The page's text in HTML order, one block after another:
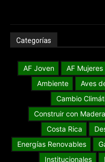
Categorías
AF Joven AF
Ambiente
Aves
Cambio
Construir con Madera
Costa Rica
Energías Renovables
Institucionales